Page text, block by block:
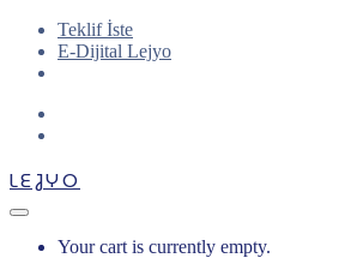
Teklif İste
E-Dijital Lejyo
LEJYO
Your cart is currently empty.